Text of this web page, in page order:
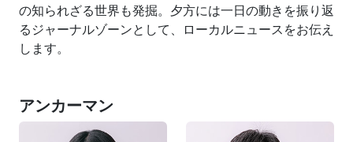
の知られざる世界も発掘。夕方には一日の動きを振り返
るジャーナルゾーンとして、ローカルニュースをお伝え
します。
アンカーマン